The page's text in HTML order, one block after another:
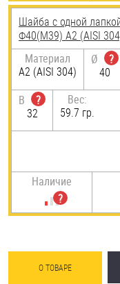
Шайба с одной
Ф40(М39) А2 (AISI
Материал
А2 (AISI 304)
Ø
?
40
B
?
32
Вес:
59.7 гр.
Наличие
О ТОВАРЕ